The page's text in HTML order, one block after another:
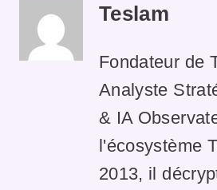
Teslam
Fondateur de
Analyste
& IA
l'écosystème
2013, il